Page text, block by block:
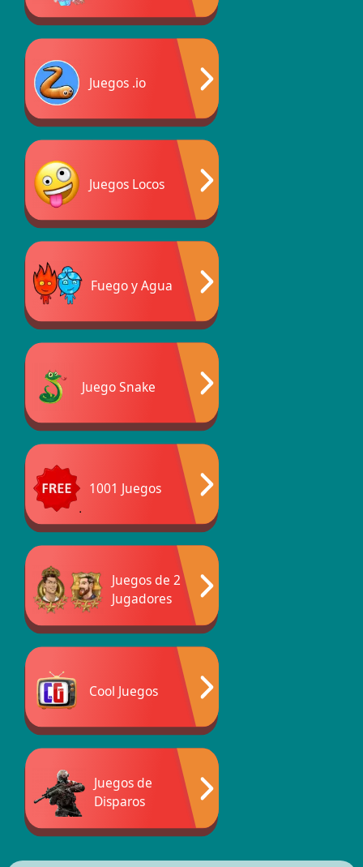
Juegos .io
Juegos Locos
Fuego y Agua
Juego Snake
1001 Juegos
Juegos de 2
Jugadores
Cool Juegos
Juegos de
Disparos